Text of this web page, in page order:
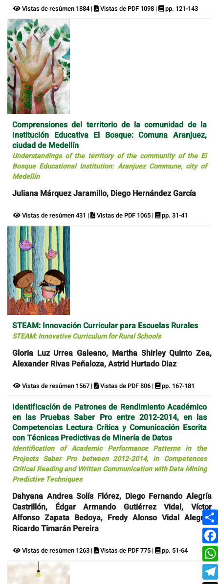
Vistas de resúmen 1884 | Vistas de PDF 1098 | pp. 121-143
Comprensiones del territorio de la comunidad de la
Institución Educativa El Bosque: Comuna Aranjuez,
ciudad de Medellín
Understandings of the territory of the community of the El
Bosque Educational Institution: Aranjuez Commune, city of
Medellín
Juliana Márquez Jaramillo, Diego Hernández García
Vistas de resúmen 431 | Vistas de PDF 1065 | pp. 31-41
STEAM: Innovación Curricular para Escuelas Rurales
STEAM: Innovative Curriculum for Rural Schools
Gloria Luz Urrea Galeano, Martha Shirley Quinto Zea,
Alexander Rivas Peñaloza, Astrid Hurtado Diaz
Vistas de resúmen 1567 | Vistas de PDF 806 | pp. 167-181
Identificación de Patrones de Rendimiento Académico
en las Pruebas Saber Pro entre 2012-2014, en las
Competencias Lectura Crítica y Comunicación Escrita
con Técnicas Predictivas de Minería de Datos
Identification of Academic Performance Patterns in the
Projects Saber Pro between 2012-2014, in Competences
Critical Reading and Written Communication with Data Mining
Predictive Techniques
Dahyana Andrea Solís Flórez, Diego Fernando Alegría
Castrillón, Édgar Armando Gutiérrez Vidal, Víctor
Alfonso Zapata Bedoya, Fredy Alonso Vidal Alegría,
Ricardo Timarán Pereira
Vistas de resúmen 1263 | Vistas de PDF 775 | pp. 51-64